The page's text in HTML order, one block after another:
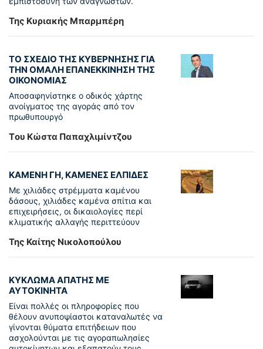
Της Κυριακής Μπαρμπέρη
ΤΟ ΣΧΕΔΙΟ ΤΗΣ ΚΥΒΕΡΝΗΣΗΣ ΓΙΑ
ΤΗΝ ΟΜΑΛΗ ΕΠΑΝΕΚΚΙΝΗΣΗ ΤΗΣ
ΟΙΚΟΝΟΜΙΑΣ
Αποσαφηνίστηκε ο οδικός χάρτης
ανοίγματος της αγοράς από τον
πρωθυπουργό
Tου Κώστα Παπαχλιμίντζου
ΚΑΜΕΝΗ ΓΗ, ΚΑΜΕΝΕΣ ΕΛΠΙΔΕΣ
Με χιλιάδες στρέμματα καμένου
δάσους, χιλιάδες καμένα σπίτια και
επιχειρήσεις, οι δικαιολογίες περί
κλιματικής αλλαγής περιττεύουν
Της Καίτης Νικολοπούλου
ΚΥΚΛΩΜΑ ΑΠΑΤΗΣ ΜΕ
ΑΥΤΟΚΙΝΗΤΑ
Είναι πολλές οι πληροφορίες που
θέλουν ανυποψίαστοι καταναλωτές να
γίνονται θύματα επιτήδειων που
ασχολούνται με τις αγοραπωλησίες